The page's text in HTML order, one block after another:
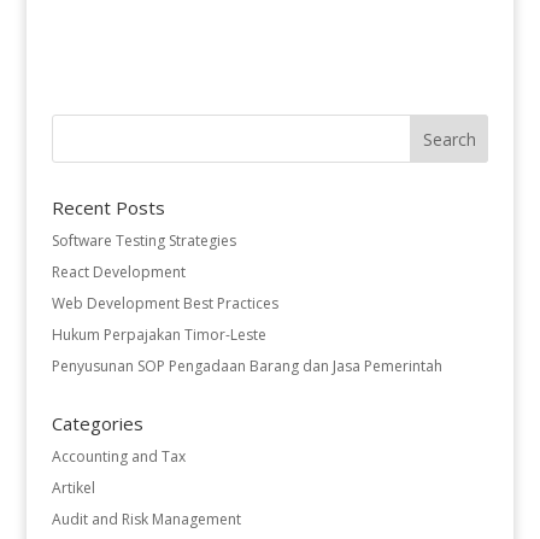
Recent Posts
Software Testing Strategies
React Development
Web Development Best Practices
Hukum Perpajakan Timor-Leste
Penyusunan SOP Pengadaan Barang dan Jasa Pemerintah
Categories
Accounting and Tax
Artikel
Audit and Risk Management